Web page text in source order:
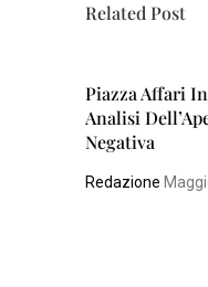
Related Post
Piazza Affari
Analisi
Negativa
Redazione